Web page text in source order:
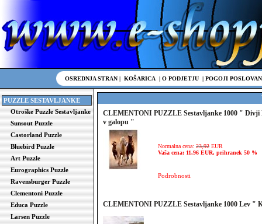
OSREDNJA STRAN| KOŠARICA| O PODJETJU| POGOJI
PUZZLE SESTAVLJANKE
Otroške Puzzle Sestavljanke
Sunsout Puzzle
Castorland Puzzle
Bluebird Puzzle
Art Puzzle
Eurographics Puzzle
Ravensburger Puzzle
Clementoni Puzzle
Educa Puzzle
Larsen Puzzle
CLEMENTONI PUZZLE Sestavljanke 1000 " Divji
v galopu "
Normalna cena: 23,92 EUR
Vaša cena: 11,96 EUR, prihranek 50 %
Podrobnosti
CLEMENTONI PUZZLE Sestavljanke 1000 Lev "